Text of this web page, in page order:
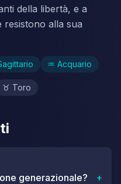
della libertà, e a
resistono alla sua
♒ Acquario
♉ Toro
generazionale? +